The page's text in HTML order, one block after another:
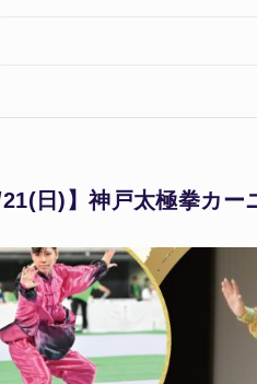
21(日)】神戸太極拳カ